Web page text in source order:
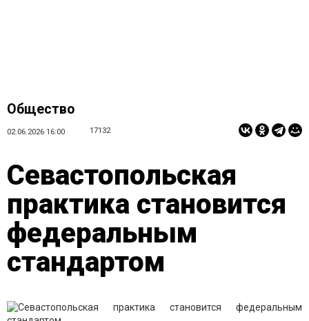
Общество
02.06.2026 16:00 17132
Севастопольская
практика становится
федеральным
стандартом